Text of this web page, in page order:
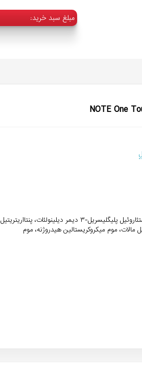
:مبلغ سبد خرید
متیل هیدروژنه رزینات، اکتیل دودکانول، دیایزوستئاروئیل پلیگلیسریل-۳ دیمر دیلینولئات، پنتااریتریتیل
مالات، موم میکروکریستالین هیدروژنه، موم